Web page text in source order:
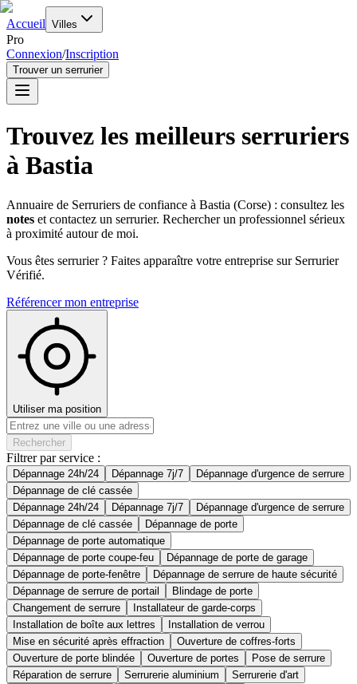
Accueil Villes
Pro
Connexion/Inscription
Trouver un serrurier
Trouvez les meilleurs serruriers
à Bastia
Annuaire de Serruriers de confiance à Bastia (Corse) : consultez les
notes et contactez un serrurier. Rechercher un professionnel sérieux
à proximité autour de moi.
Vous êtes serrurier ? Faites apparaître votre entreprise sur Serrurier
Vérifié.
Référencer mon entreprise
Utiliser ma position
Rechercher
Filtrer par service :
Dépannage 24h/24 Dépannage 7j/7
Dépannage d'urgence de serrure
Dépannage de clé cassée
Dépannage 24h/24
Dépannage 7j/7
Dépannage d'urgence de serrure
Dépannage de clé cassée
Dépannage de porte
Dépannage de porte automatique
Dépannage de porte coupe-feu
Dépannage de porte de garage
Dépannage de porte-fenêtre
Dépannage de serrure de haute sécurité
Dépannage de serrure de portail
Blindage de porte
Changement de serrure
Installateur de garde-corps
Installation de boîte aux lettres
Installation de verrou
Mise en sécurité après effraction
Ouverture de coffres-forts
Ouverture de porte blindée
Ouverture de portes
Pose de serrure
Réparation de serrure
Serrurerie aluminium
Serrurerie d'art